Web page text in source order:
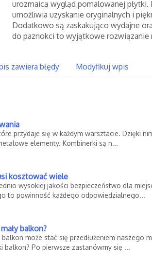
urozmaicą wygląd pomalowanej płytki.
umożliwia uzyskanie oryginalnych i
Dodatkowo są zaskakująco wydajne
do paznokci to wyjątkowe rozwiązanie
zawiera błędy Modyfikuj wpis
przydaje się w każdym warsztacie. Dzięki
elementy. Kombinerki są n...
kosztować wiele
wysokiej jakości bezpieczeństwo dla
to powinność każdego odpowiedzialnego...
balkon?
może stać się przedłużeniem naszego
balkon? Po pierwsze zastanówmy się ...